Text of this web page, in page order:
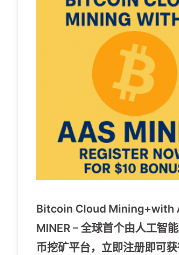
Bitcoin Cloud Mining+with
MINER – 全球首个由人工智
币挖矿平台，立即注册即可